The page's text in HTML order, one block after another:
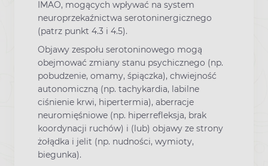
IMAO, mogących wpływać na system
neuroprzekaźnictwa serotoninergicznego
(patrz punkt 4.3 i 4.5).
Objawy zespołu serotoninowego mogą
obejmować zmiany stanu psychicznego (np.
pobudzenie, omamy, śpiączka), chwiejność
autonomiczną (np. tachykardia, labilne
ciśnienie krwi, hipertermia), aberracje
neuromięśniowe (np. hiperrefleksja, brak
koordynacji ruchów) i (lub) objawy ze strony
żołądka i jelit (np. nudności, wymioty,
biegunka).